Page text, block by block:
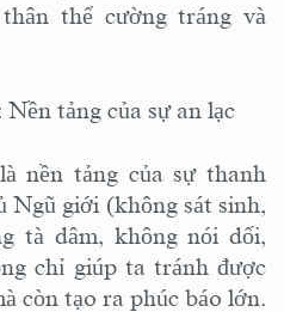
thể cường tráng và
tảng của sự an lạc
nền tảng của sự thanh
Ngũ giới (không sát sinh,
tà dâm, không nói dối,
chỉ giúp ta tránh được
còn tạo ra phúc báo lớn.